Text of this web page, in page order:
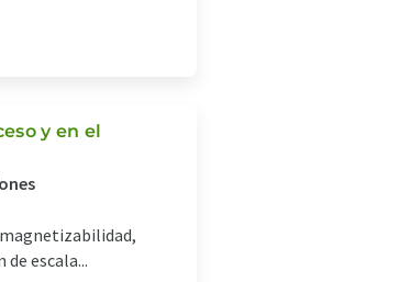
y en el
escala...